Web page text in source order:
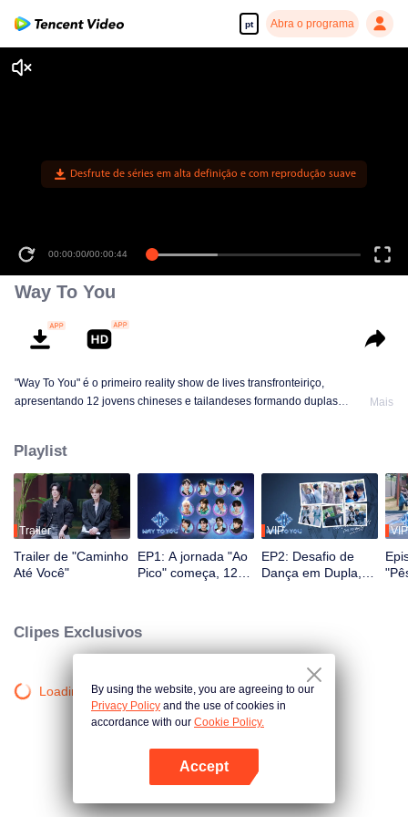
pt Abra o programa
Abra o programa
Desfrute de séries em alta definição e com reprodução suave
00:00:00/00:00:44
Way To You
"Way To You" é o primeiro reality show de lives transfronteiriço,
apresentando 12 jovens chineses e tailandeses formando duplas
múltiplas plataformas. Os espectadores participam diretamente do
desenvolvimento dos ídolos por meio de votações e apoio, acompanhando
a jornada desde o primeiro encontro até a sinergia perfeita. O casal mais
popular, com a melhor química, finalmente fará sua estreia no palco global.
Mais
Playlist
Trailer
Trailer de "Caminho
Até Você"
EP1: A jornada "Ao
Pico" começa, 12
primeira vez!
VIP
EP2: Desafio de
Dança em Dupla,
VIP
Clipes Exclusivos
Loading…By using the website, you are agreeing to our
Privacy Policy and the use of cookies in
accordance with our Cookie Policy.
Accept